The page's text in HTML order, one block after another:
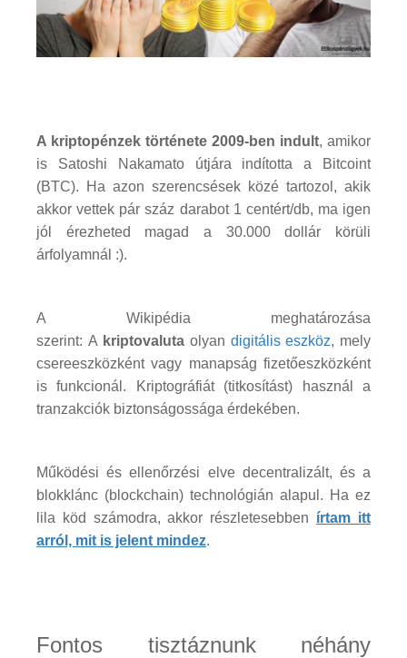
A kriptopénzek története 2009-ben indult, amikor
is Satoshi Nakamato útjára indította a Bitcoint
(BTC). Ha azon szerencsések közé tartozol, akik
akkor vettek pár száz darabot 1 centért/db, ma igen
jól érezheted magad a 30.000 dollár körüli
árfolyamnál :).
A Wikipédia meghatározása
szerint: A kriptovaluta olyan digitális eszköz, mely
csereeszközként vagy manapság fizetőeszközként
is funkcionál. Kriptográfiát (titkosítást) használ a
tranzakciók biztonságossága érdekében.
Működési és ellenőrzési elve decentralizált, és a
blokklánc (blockchain) technológián alapul. Ha ez
lila köd számodra, akkor részletesebben írtam itt
arról, mit is jelent mindez.
Fontos tisztáznunk néhány